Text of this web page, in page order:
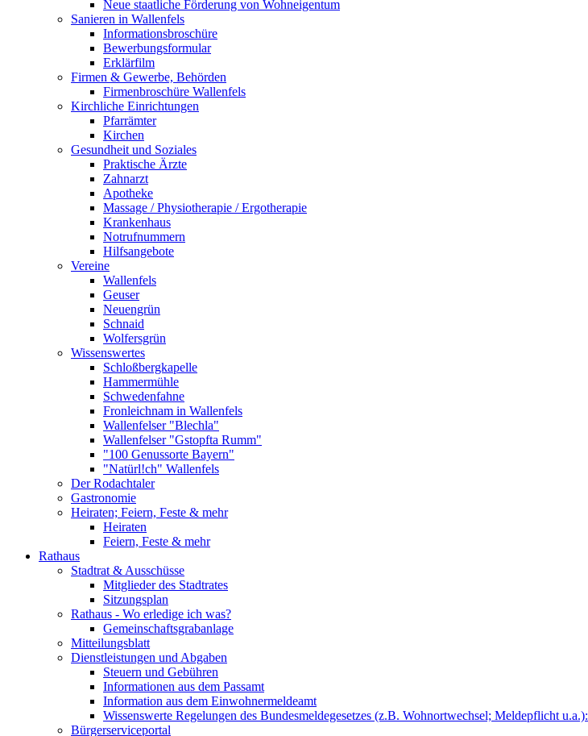
Neue staatliche Förderung von Wohneigentum
Sanieren in Wallenfels
Informationsbroschüre
Bewerbungsformular
Erklärfilm
Firmen & Gewerbe, Behörden
Firmenbroschüre Wallenfels
Kirchliche Einrichtungen
Pfarrämter
Kirchen
Gesundheit und Soziales
Praktische Ärzte
Zahnarzt
Apotheke
Massage / Physiotherapie / Ergotherapie
Krankenhaus
Notrufnummern
Hilfsangebote
Vereine
Wallenfels
Geuser
Neuengrün
Schnaid
Wolfersgrün
Wissenswertes
Schloßbergkapelle
Hammermühle
Schwedenfahne
Fronleichnam in Wallenfels
Wallenfelser "Blechla"
Wallenfelser "Gstopfta Rumm"
"100 Genussorte Bayern"
"Natürl!ch" Wallenfels
Der Rodachtaler
Gastronomie
Heiraten; Feiern, Feste & mehr
Heiraten
Feiern, Feste & mehr
Rathaus
Stadtrat & Ausschüsse
Mitglieder des Stadtrates
Sitzungsplan
Rathaus - Wo erledige ich was?
Gemeinschaftsgrabanlage
Mitteilungsblatt
Dienstleistungen und Abgaben
Steuern und Gebühren
Informationen aus dem Passamt
Information aus dem Einwohnermeldeamt
Wissenswerte Regelungen des Bundesmeldegesetzes (z.B. Wohnortwechsel; Meldepflicht u.a.):
Bürgerserviceportal